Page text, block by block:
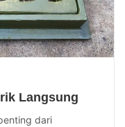
Langsung
dari